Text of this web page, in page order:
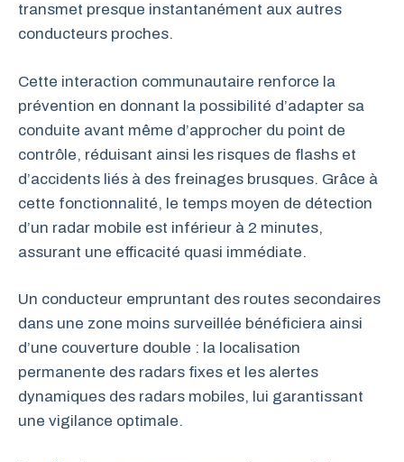
transmet presque instantanément aux autres
conducteurs proches.
Cette interaction communautaire renforce la
prévention en donnant la possibilité d’adapter sa
conduite avant même d’approcher du point de
contrôle, réduisant ainsi les risques de flashs et
d’accidents liés à des freinages brusques. Grâce à
cette fonctionnalité, le temps moyen de détection
d’un radar mobile est inférieur à 2 minutes,
assurant une efficacité quasi immédiate.
Un conducteur empruntant des routes secondaires
dans une zone moins surveillée bénéficiera ainsi
d’une couverture double : la localisation
permanente des radars fixes et les alertes
dynamiques des radars mobiles, lui garantissant
une vigilance optimale.